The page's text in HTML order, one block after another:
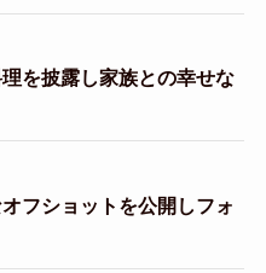
を披露し家族との幸せな
フショットを公開しフォ